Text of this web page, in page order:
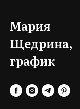
Мария
Щедрина,
график